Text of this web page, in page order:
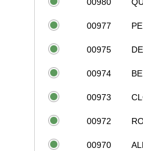
00980
00977
00975
00974
00973
00972
00970